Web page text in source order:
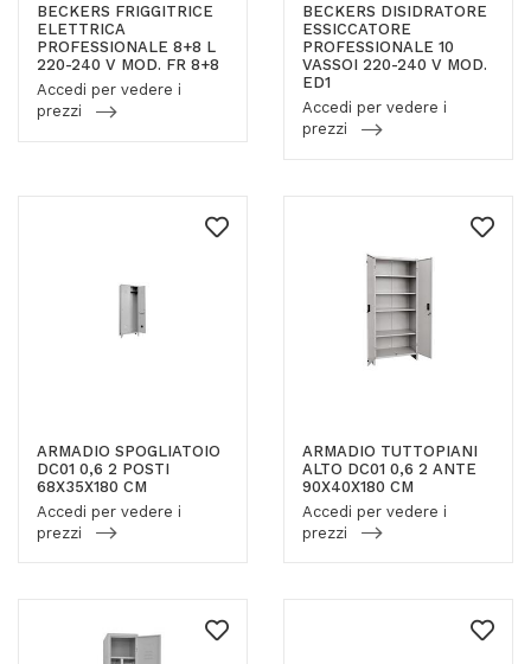
BECKERS FRIGGITRICE
ELETTRICA
PROFESSIONALE 8+8 L
220-240 V MOD. FR 8+8
Accedi per vedere i
prezzi
BECKERS DISIDRATORE
ESSICCATORE
PROFESSIONALE 10
VASSOI 220-240 V MOD.
ED1
Accedi per vedere i
prezzi
ARMADIO SPOGLIATOIO
DC01 0,6 2 POSTI
68X35X180 CM
Accedi per vedere i
prezzi
ARMADIO TUTTOPIANI
ALTO DC01 0,6 2 ANTE
90X40X180 CM
Accedi per vedere i
prezzi